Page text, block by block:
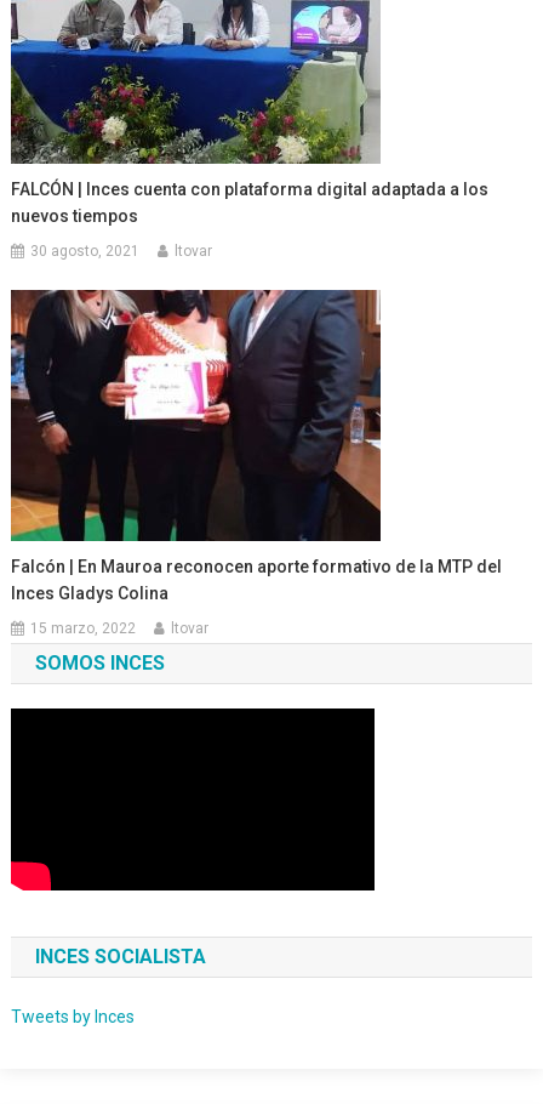
FALCÓN | Inces cuenta con plataforma digital adaptada a los
nuevos tiempos
30 agosto, 2021 ltovar
Falcón | En Mauroa reconocen aporte formativo de la MTP del
Inces Gladys Colina
15 marzo, 2022 ltovar
SOMOS INCES
INCES SOCIALISTA
Tweets by Inces